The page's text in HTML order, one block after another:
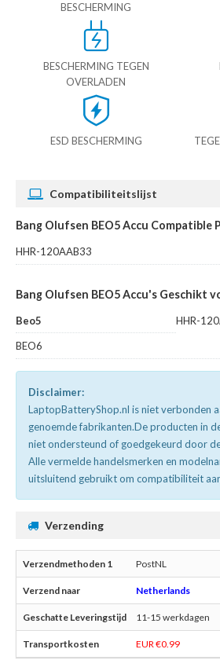
BESCHERMING
BESCHERMING TEGEN
OVERLADEN
ESD BESCHERMING
Compatibiliteitslijst
Bang Olufsen BEO5 Accu Compatible
HHR-120AAB33
Bang Olufsen BEO5 Accu's Geschikt
Beo5
HHR-
BEO6
Disclaimer:
LaptopBatteryShop.nl is niet verbonden
genoemde fabrikanten.De producten in
niet ondersteund of goedgekeurd door
Alle vermelde handelsmerken en
uitsluitend gebruikt om compatibiliteit
Verzending
PostNL
Netherlands
11-15 werkdagen
EUR €0.99